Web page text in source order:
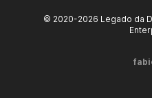
© 2020-2026 Legado da